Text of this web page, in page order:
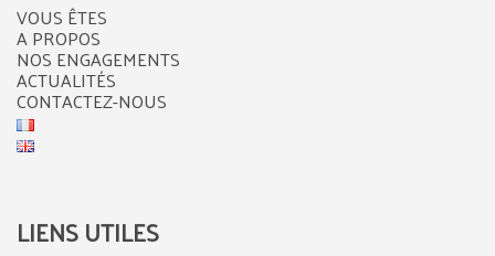
VOUS ÊTES
A PROPOS
NOS ENGAGEMENTS
ACTUALITÉS
CONTACTEZ-NOUS
LIENS UTILES